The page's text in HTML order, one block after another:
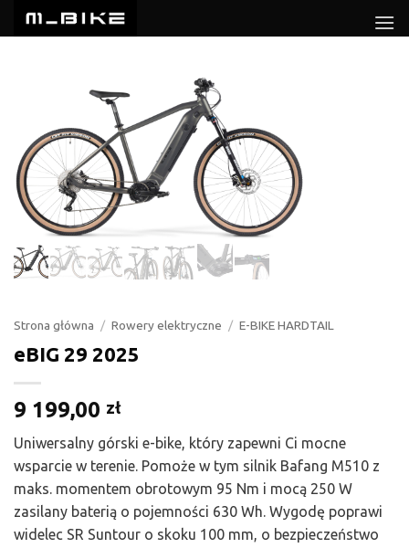
Przewiń
do
Strona główna / Rowery elektryczne / E-BIKE HARDTAIL
eBIG 29 2025
9 199,00 zł
Uniwersalny górski e-bike, który zapewni Ci mocne
wsparcie w terenie. Pomoże w tym silnik Bafang M510 z
maks. momentem obrotowym 95 Nm i mocą 250 W
zasilany baterią o pojemności 630 Wh. Wygodę poprawi
widelec SR Suntour o skoku 100 mm, o bezpieczeństwo